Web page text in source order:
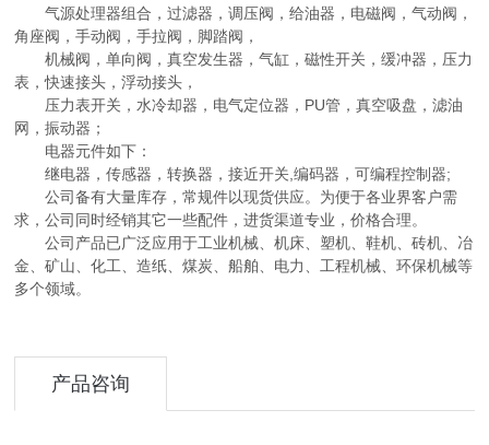
气源处理器组合，过滤器，调压阀，给油器，电磁阀，气动阀，
角座阀，手动阀，手拉阀，脚踏阀，
机械阀，单向阀，真空发生器，气缸，磁性开关，缓冲器，压力
表，快速接头，浮动接头，
压力表开关，水冷却器，电气定位器，PU管，真空吸盘，滤油
网，振动器；
电器元件如下：
继电器，传感器，转换器，接近开关,编码器，可编程控制器;
公司备有大量库存，常规件以现货供应。为便于各业界客户需
求，公司同时经销其它一些配件，进货渠道专业，价格合理。
公司产品已广泛应用于工业机械、机床、塑机、鞋机、砖机、冶
金、矿山、化工、造纸、煤炭、船舶、电力、工程机械、环保机械等
多个领域。
产品咨询